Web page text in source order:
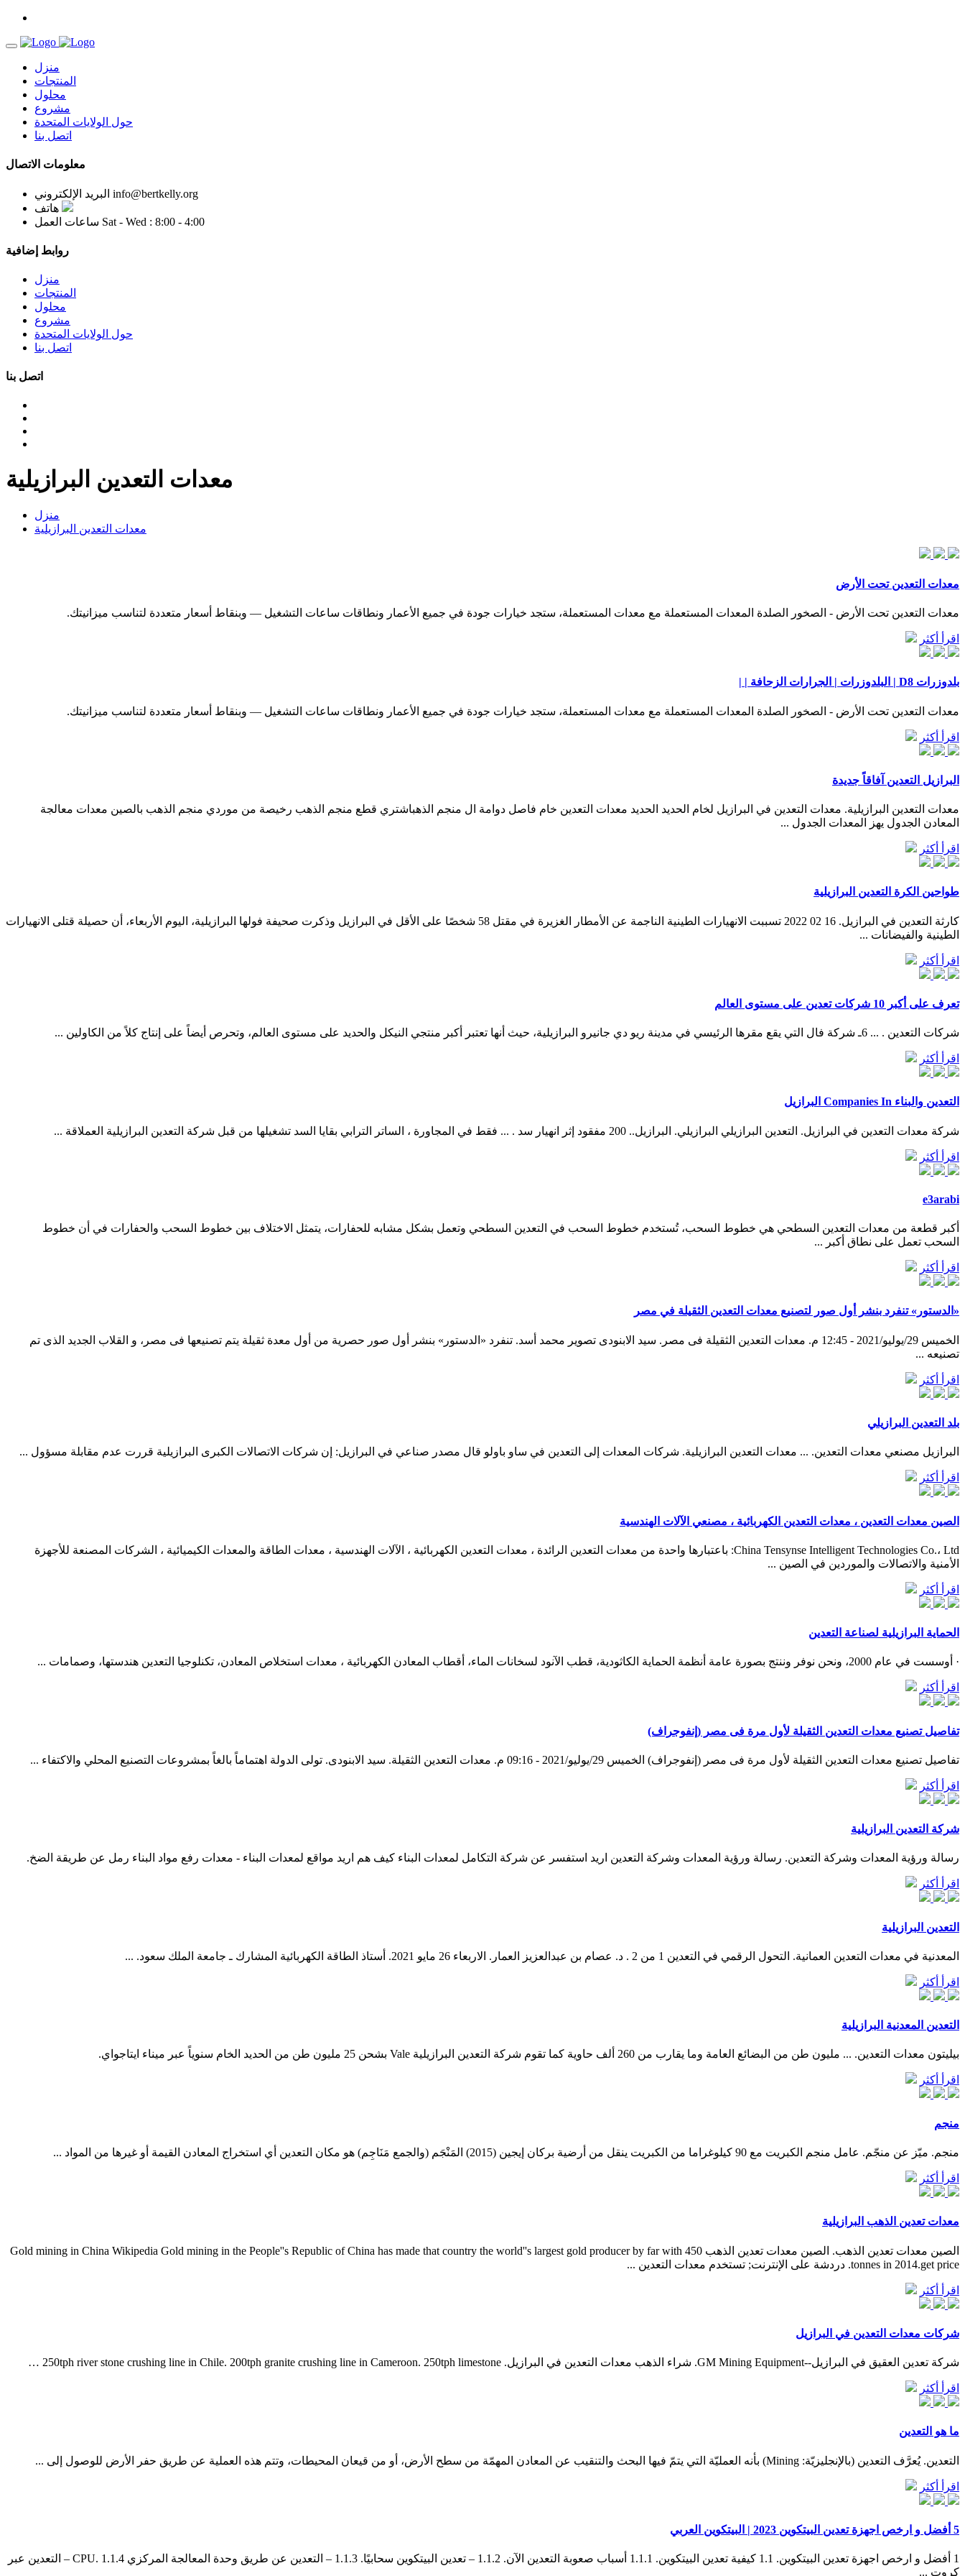
منزل
المنتجات
محلول
مشروع
حول الولايات المتحدة
اتصل بنا
معلومات الاتصال
البريد الإلكتروني info@bertkelly.org
هاتف
ساعات العمل Sat - Wed : 8:00 - 4:00
روابط إضافية
منزل
المنتجات
محلول
مشروع
حول الولايات المتحدة
اتصل بنا
اتصل بنا
معدات التعدين البرازيلية
منزل
معدات التعدين البرازيلية
معدات التعدين تحت الأرض
معدات التعدين تحت الأرض - الصخور الصلدة المعدات المستعملة مع معدات المستعملة، ستجد خيارات جودة في جميع الأعمار ونطاقات ساعات التشغيل — وبنقاط أسعار متعددة لتناسب ميزانيتك.
اقرأ أكثر
بلدوزرات D8 | البلدوزرات | الجرارات الزحافة | |
معدات التعدين تحت الأرض - الصخور الصلدة المعدات المستعملة مع معدات المستعملة، ستجد خيارات جودة في جميع الأعمار ونطاقات ساعات التشغيل — وبنقاط أسعار متعددة لتناسب ميزانيتك.
اقرأ أكثر
البرازيل التعدين آفاقاً جديدة
معدات التعدين البرازيلية. معدات التعدين في البرازيل لخام الحديد الحديد معدات التعدين خام فاصل دوامة ال منجم الذهباشتري قطع منجم الذهب رخيصة من موردي منجم الذهب بالصين معدات معالجة
المعادن الجدول يهز المعدات الجدول ...
اقرأ أكثر
طواحين الكرة التعدين البرازيلية
كارثة التعدين في البرازيل. 16 02 2022 تسببت الانهيارات الطينية الناجمة عن الأمطار الغزيرة في مقتل 58 شخصًا على الأقل في البرازيل وذكرت صحيفة فولها البرازيلية، اليوم الأربعاء، أن حصيلة قتلى الانهيارات
الطينية والفيضانات ...
اقرأ أكثر
تعرف على أكبر 10 شركات تعدين على مستوى العالم
شركات التعدين . ... 6ـ شركة فال التي يقع مقرها الرئيسي في مدينة ريو دي جانيرو البرازيلية، حيث أنها تعتبر أكبر منتجي النيكل والحديد على مستوى العالم، وتحرص أيضاً على إنتاج كلاً من الكاولين ...
اقرأ أكثر
التعدين والبناء Companies In البرازيل
شركة معدات التعدين في البرازيل. التعدين البرازيلي البرازيلي. البرازيل.. 200 مفقود إثر انهيار سد . ... فقط في المجاورة ، الساتر الترابي بقايا السد تشغيلها من قبل شركة التعدين البرازيلية العملاقة ...
اقرأ أكثر
e3arabi
أكبر قطعة من معدات التعدين السطحي هي خطوط السحب، تُستخدم خطوط السحب في التعدين السطحي وتعمل بشكل مشابه للحفارات، يتمثل الاختلاف بين خطوط السحب والحفارات في أن خطوط
السحب تعمل على نطاق أكبر ...
اقرأ أكثر
«الدستور» تنفرد بنشر أول صور لتصنيع معدات التعدين الثقيلة في مصر
الخميس 29/يوليو/2021 - 12:45 م. معدات التعدين الثقيلة فى مصر. سيد الابنودى تصوير محمد أسد. تنفرد «الدستور» بنشر أول صور حصرية من أول معدة ثقيلة يتم تصنيعها فى مصر، و القلاب الجديد الذى تم
تصنيعه ...
اقرأ أكثر
بلد التعدين البرازيلي
البرازيل مصنعي معدات التعدين. ... معدات التعدين البرازيلية. شركات المعدات إلى التعدين في ساو باولو قال مصدر صناعي في البرازيل: إن شركات الاتصالات الكبرى البرازيلية قررت عدم مقابلة مسؤول ...
اقرأ أكثر
الصين معدات التعدين ، معدات التعدين الكهربائية ، مصنعي الآلات الهندسية
China Tensynse Intelligent Technologies Co.، Ltd: باعتبارها واحدة من معدات التعدين الرائدة ، معدات التعدين الكهربائية ، الآلات الهندسية ، معدات الطاقة والمعدات الكيميائية ، الشركات المصنعة للأجهزة
الأمنية والاتصالات والموردين في الصين ...
اقرأ أكثر
الحماية البرازيلية لصناعة التعدين
· أوسست في عام 2000، ونحن نوفر وننتج بصورة عامة أنظمة الحماية الكاثودية، قطب الآنود لسخانات الماء، أقطاب المعادن الكهربائية ، معدات استخلاص المعادن، تكنلوجيا التعدين هندستها، وصمامات ...
اقرأ أكثر
تفاصيل تصنيع معدات التعدين الثقيلة لأول مرة فى مصر (إنفوجراف)
تفاصيل تصنيع معدات التعدين الثقيلة لأول مرة فى مصر (إنفوجراف) الخميس 29/يوليو/2021 - 09:16 م. معدات التعدين الثقيلة. سيد الابنودى. تولى الدولة اهتماماً بالغاً بمشروعات التصنيع المحلي والاكتفاء ...
اقرأ أكثر
شركة التعدين البرازيلية
رسالة ورؤية المعدات وشركة التعدين. رسالة ورؤية المعدات وشركة التعدين اريد استفسر عن شركة التكامل لمعدات البناء كيف هم اريد مواقع لمعدات البناء - معدات رفع مواد البناء رمل عن طريقة الضخ.
اقرأ أكثر
التعدين البرازيلية
المعدنية في معدات التعدين العمانية. التحول الرقمي في التعدين 1 من 2 . د. عصام بن عبدالعزيز العمار. الاربعاء 26 مايو 2021. أستاذ الطاقة الكهربائية المشارك ـ جامعة الملك سعود. ...
اقرأ أكثر
التعدين المعدنية البرازيلية
بيليتون معدات التعدين. ... مليون طن من البضائع العامة وما يقارب من 260 ألف حاوية كما تقوم شركة التعدين البرازيلية Vale بشحن 25 مليون طن من الحديد الخام سنوياً عبر ميناء ايتاجواي.
اقرأ أكثر
منجم
منجم. ميّز عن منجّم. عامل منجم الكبريت مع 90 كيلوغراما من الكبريت ينقل من أرضية بركان إيجين (2015) المَنْجَم (والجمع مَنَاجِم) هو مكان التعدين أي استخراج المعادن القيمة أو غيرها من المواد ...
اقرأ أكثر
معدات تعدين الذهب البرازيلية
الصين معدات تعدين الذهب. الصين معدات تعدين الذهب Gold mining in China Wikipedia Gold mining in the People''s Republic of China has made that country the world''s largest gold producer by far with 450
tonnes in 2014.get price. دردشة على الإنترنت; تستخدم معدات التعدين ...
اقرأ أكثر
شركات معدات التعدين في البرازيل
شركة تعدين العقيق في البرازيل--GM Mining Equipment. شراء الذهب معدات التعدين في البرازيل. 250tph river stone crushing line in Chile. 200tph granite crushing line in Cameroon. 250tph limestone …
اقرأ أكثر
ما هو التعدين
التعدين. يُعرَّف التعدين (بالإنجليزيّة: Mining) بأنه العمليّة التي يتمّ فيها البحث والتنقيب عن المعادن المهمّة من سطح الأرض، أو من قيعان المحيطات، وتتم هذه العملية عن طريق حفر الأرض للوصول إلى ...
اقرأ أكثر
5 أفضل و ارخص اجهزة تعدين البيتكوين 2023 | البيتكوين العربي
1 أفضل و ارخص اجهزة تعدين البيتكوين. 1.1 كيفية تعدين البيتكوين. 1.1.1 أسباب صعوبة التعدين الآن. 1.1.2 – تعدين البيتكوين سحابيًا. 1.1.3 – التعدين عن طريق وحدة المعالجة المركزي CPU. 1.1.4 – التعدين عبر
كروت ...